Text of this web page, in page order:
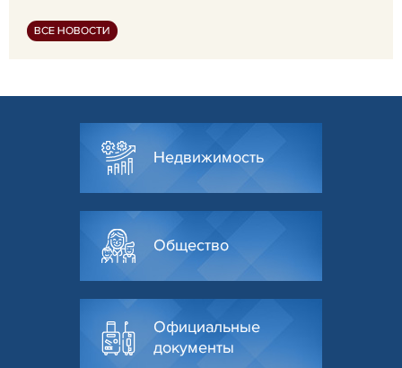
ВСЕ НОВОСТИ
Недвижимость
Общество
Официальные
документы